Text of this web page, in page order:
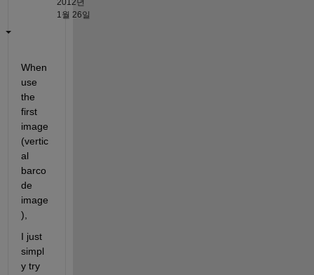
1월 26일
When
use
the
first
image
(vertic
al
barco
de
image
),
I just
simpl
y try